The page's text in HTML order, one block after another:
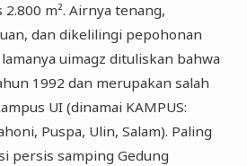
m². Airnya tenang,
dan dikelilingi pepohonan
uimagz dituliskan bahwa
1992 dan merupakan salah
UI (dinamai KAMPUS:
Puspa, Ulin, Salam). Paling
persis samping Gedung